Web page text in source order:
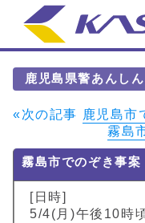
鹿児島県警あんし
«次の記事 鹿児島市
霧島
霧島市でのぞき事案
[日時]
5/4(月)午後10時